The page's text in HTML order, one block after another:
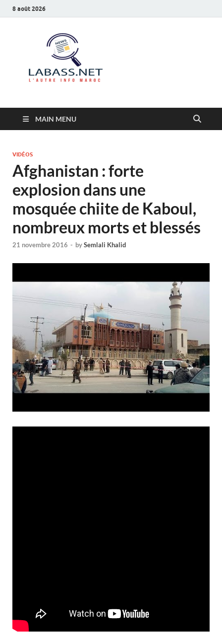
8 août 2026
MAIN MENU
VIDÉOS
Afghanistan : forte
explosion dans une
mosquée chiite de Kaboul,
nombreux morts et blessés
21 novembre 2016 - bySemlali Khalid